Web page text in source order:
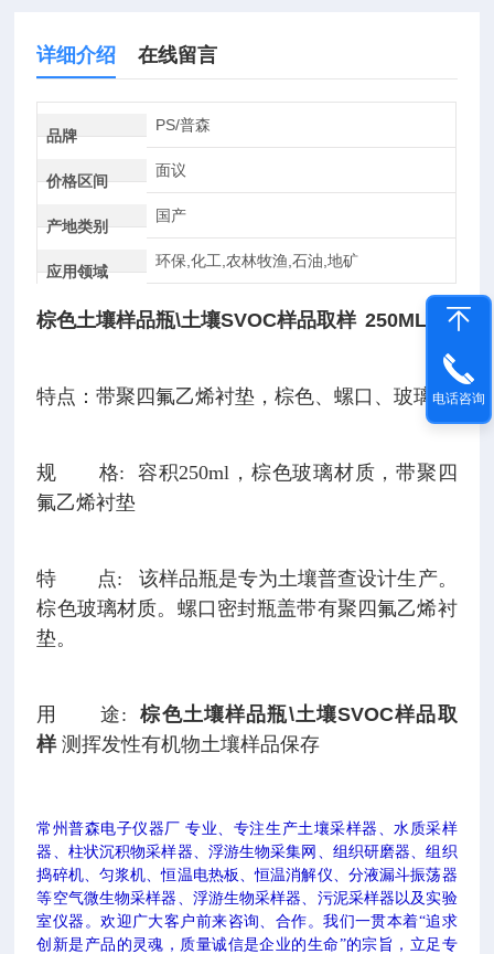
详细介绍 在线留言
品牌
PS/普森
价格区间
面议
产地类别
国产
应用领域
环保,化工,农林牧渔,石油,地矿
棕色土壤样品瓶\土壤SVOC样品取样 250ML
特点：带聚四氟乙烯衬垫，棕色、螺口、玻璃瓶
规 格:
容积250ml，棕色玻璃材质，带聚四
氟乙烯衬垫
特 点:
该样品瓶是专为土壤普查设计生产。
棕色玻璃材质。螺口密封瓶盖带有聚四氟乙烯衬
垫。
用 途:
棕色土壤样品瓶\土壤SVOC样品取
样 测挥发性有机物土壤样品保存
常州普森电子仪器厂 专业、专注生产土壤采样器、水质采样
器、 柱状沉积物采样器、 浮游生物采集网、组织研磨器、组织
捣碎机、匀浆机、恒温电热板、恒温消解仪、分液漏斗振荡器
等空气微生物采样器、浮游生物采样器、污泥采样器以及实验
室仪器。欢迎广大客户前来咨询、合作。我们一贯本着“追求
创新是产品的灵魂，质量诚信是企业的生命”的宗旨 ，立足专
电话咨询